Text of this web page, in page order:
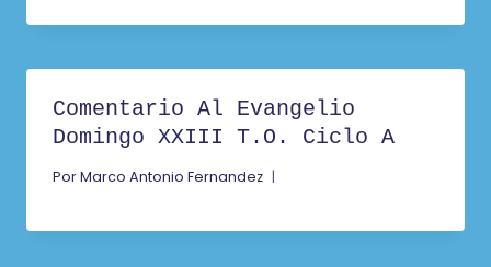
Comentario Al Evangelio
Domingo XXIII T.O. Ciclo A
PorMarco Antonio Fernandez